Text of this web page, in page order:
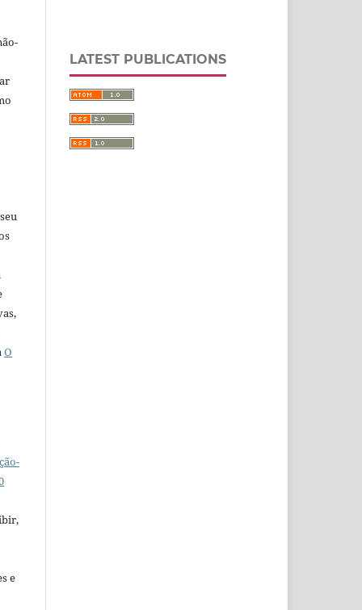
O
e
LATEST PUBLICATIONS